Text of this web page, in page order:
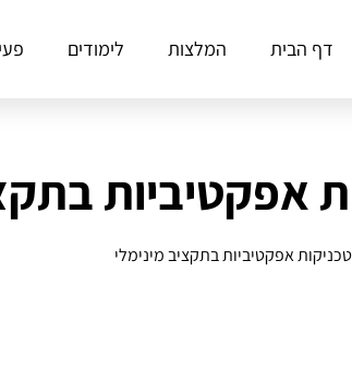
דף הבית המלצות לימודים
אפקטיביות
אפקטיביות בתקציב מינימלי